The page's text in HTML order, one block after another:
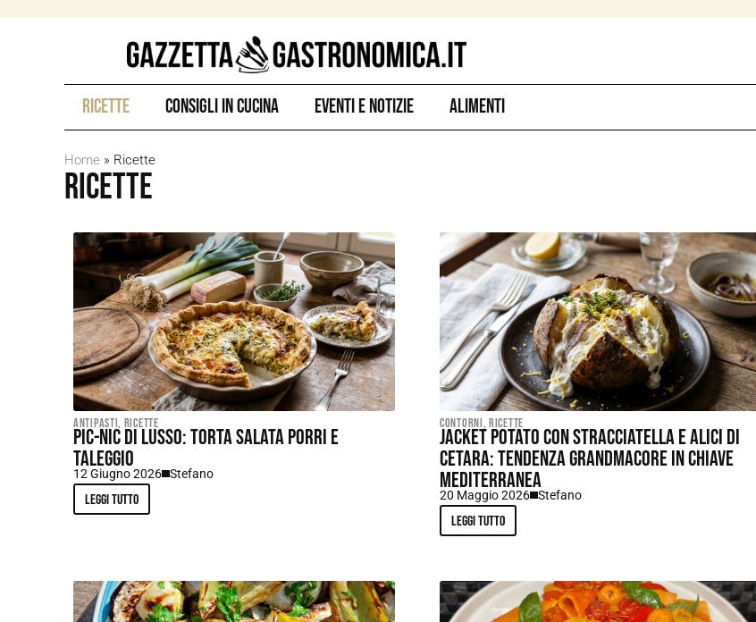
Ricette Consigli in Cucina Eventi e Notizie Alimenti
Home » Ricette
Ricette
Antipasti, Ricette
Pic-nic di lusso: torta salata porri e
taleggio
12 Giugno 2026 Stefano
Leggi tutto
Contorni,Ricette
Jacket potato con stracciatella e alici di
Cetara: tendenza grandmacore in chiave
mediterranea
20 Maggio 2026 Stefano
Leggi tutto